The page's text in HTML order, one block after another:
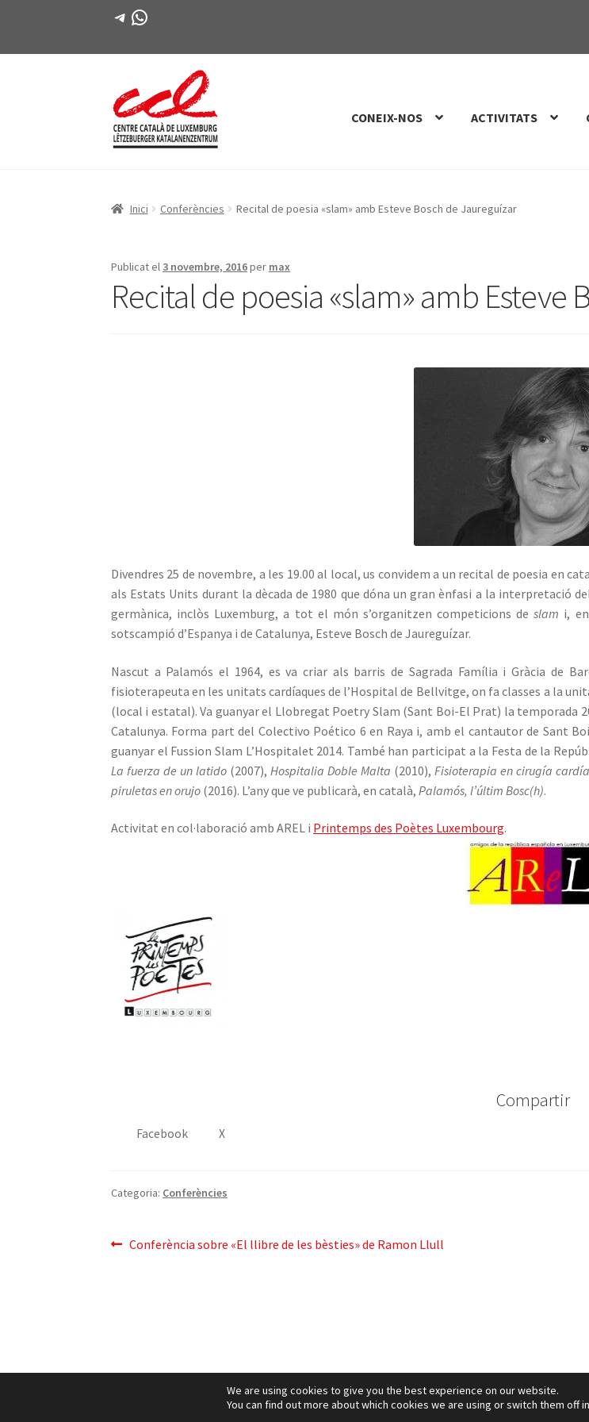
Telegram
WhatsApp
Salta
a
Vés
al
CONEIX-NOS ACTIVITATS
Inici Conferències Recital de poesia «slam» amb Esteve Bosch de Jaureguízar
Publicat el 3 novembre, 2016per max
Recital de poesia «slam» amb Esteve
Divendres 25 de novembre, a les 19.00 al local, us convidem a un recital de poesia en
als Estats Units durant la dècada de 1980 que dóna un gran ènfasi a la interpretació
germànica, inclòs Luxemburg, a tot el món s’organitzen competicions deslam i,
sotscampió d’Espanya i de Catalunya, Esteve Bosch de Jaureguízar.
Nascut a Palamós el 1964, es va criar als barris de Sagrada Família i Gràcia de
fisioterapeuta en les unitats cardíaques de l’Hospital de Bellvitge, on fa classes a la
(local i estatal). Va guanyar el Llobregat Poetry Slam (Sant Boi-El Prat) la temporada
Catalunya. Forma part del Colectivo Poético 6 en Raya i, amb el cantautor de Sant
guanyar el Fussion Slam L’Hospitalet 2014. També han participat a la Festa de la
La fuerza de un latido(2007), Hospitalia Doble Malta (2010), Fisioterapia en cirugía
piruletas en orujo (2016). L’any que ve publicarà, en català, Palamós, l’últim Bosc(h).
Activitat en col·laboració amb AREL i Printemps des Poètes Luxembourg.
Compartir
Facebook X
Categoria: Conferències
Navegació
Entrada
Conferència sobre «El llibre de les bèsties» de Ramon Llull
Política de cookies– © CCLuxemburg 2006 -
We are using cookies to give you the best experience on our website.
You can find out more about which cookies we are using or switch them off in